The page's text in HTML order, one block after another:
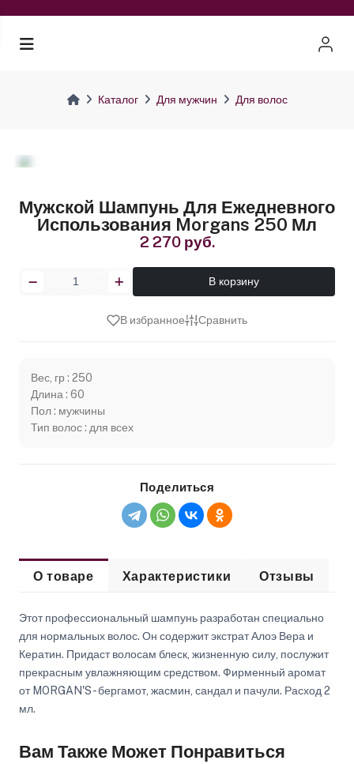
Каталог Для мужчин Для волос
Мужской Шампунь Для Ежедневного
Использования Morgans 250 Мл
2 270 руб.
В корзину
В избранное Сравнить
Вес, гр : 250
Длина : 60
Пол : мужчины
Тип волос : для всех
Поделиться
О товаре Характеристики Отзывы
Этот профессиональный шампунь разработан специально
для нормальных волос. Он содержит экстрат Алоэ Вера и
Кератин. Придаст волосам блеск, жизненную силу, послужит
прекрасным увлажняющим средством. Фирменный аромат
от MORGAN'S - бергамот, жасмин, сандал и пачули. Расход 2
мл.
Вам Также Может Понравиться